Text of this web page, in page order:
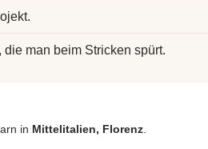
man beim Stricken spürt.
in Mittelitalien, Florenz